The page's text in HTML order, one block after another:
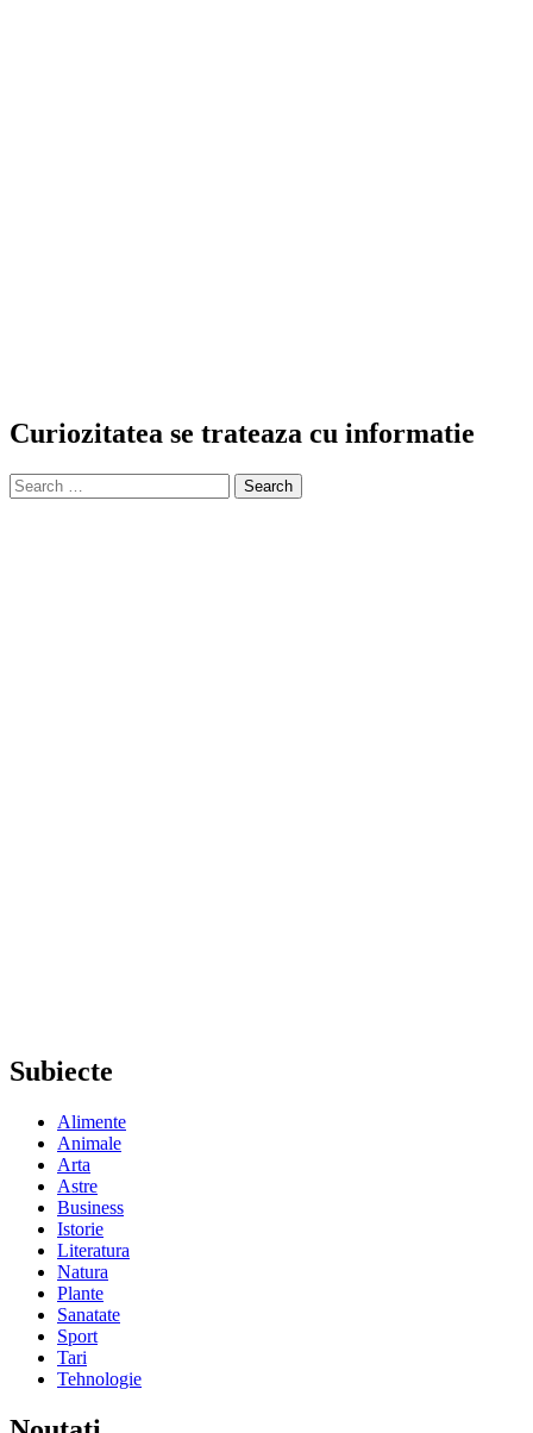
Curiozitatea se trateaza cu informatie
Search
for:
Subiecte
Alimente
Animale
Arta
Astre
Business
Istorie
Literatura
Natura
Plante
Sanatate
Sport
Tari
Tehnologie